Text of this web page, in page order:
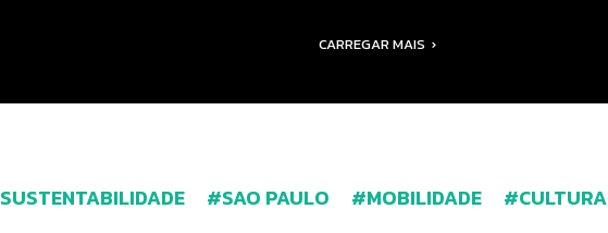
CARREGAR MAIS
SUSTENTABILIDADE SAO PAULO MOBILIDADE CULTURA